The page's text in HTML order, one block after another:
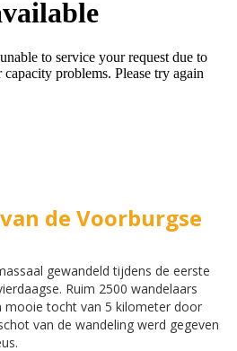
de Voorburgse
gewandeld tijdens de eerste
Ruim 2500 wandelaars
mooie tocht van 5 kilometer door
van de wandeling werd gegeven